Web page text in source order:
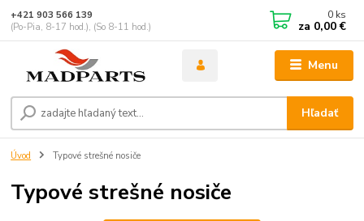
Menu
Hľadať
+421 903 566 139
(Po-Pia, 8-17 hod.), (So 8-11 hod.)
0 ks
za 0,00 €
Úvod Typové strešné nosiče
Typové strešné nosiče